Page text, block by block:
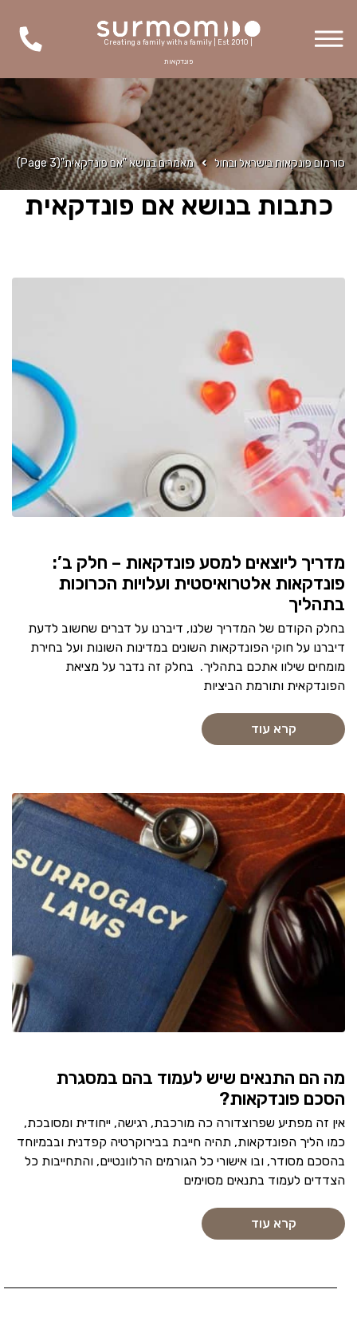
Creating a family with a family | Est 2010 |
פונדקאות
סורמום פונקאות בישראל ובחול מאמרים בנושא "אם פונדקאית"(Page 3)
כתבות בנושא אם פונדקאית
מדריך ליוצאים למסע פונדקאות – חלק ב’:
פונדקאות אלטרואיסטית ועלויות הכרוכות
בתהליך
בחלק הקודם של המדריך שלנו, דיברנו על דברים שחשוב לדעת
דיברנו על חוקי הפונדקאות השונים במדינות השונות ועל בחירת
מומחים שילוו אתכם בתהליך. בחלק זה נדבר על מציאת
הפונדקאית ותורמת הביציות
קרא עוד
מה הם התנאים שיש לעמוד בהם במסגרת
הסכם פונדקאות?
אין זה מפתיע שפרוצדורה כה מורכבת, רגישה, ייחודית ומסובכת,
כמו הליך הפונדקאות, תהיה חייבת בבירוקרטיה קפדנית ובבמיוחד
בהסכם מסודר, ובו אישורי כל הגורמים הרלוונטיים, והתחייבות כל
הצדדים לעמוד בתנאים מסוימים
קרא עוד